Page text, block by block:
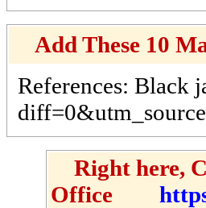
Add These 10
References: Black
Right here,
Office